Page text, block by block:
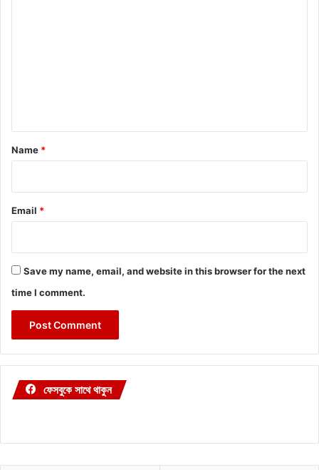
*
Name *
Email *
Save my name, email, and website in this browser for the next
time I comment.
ফেসবুকে সাথে থাকুন